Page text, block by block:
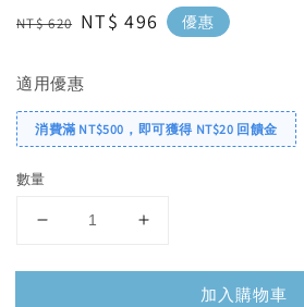
Regular
NT$ 620 Sale
NT$ 496 優惠
適用優惠
消費滿 NT$500，即可獲得 NT$20 回饋金
數量
加入購物車